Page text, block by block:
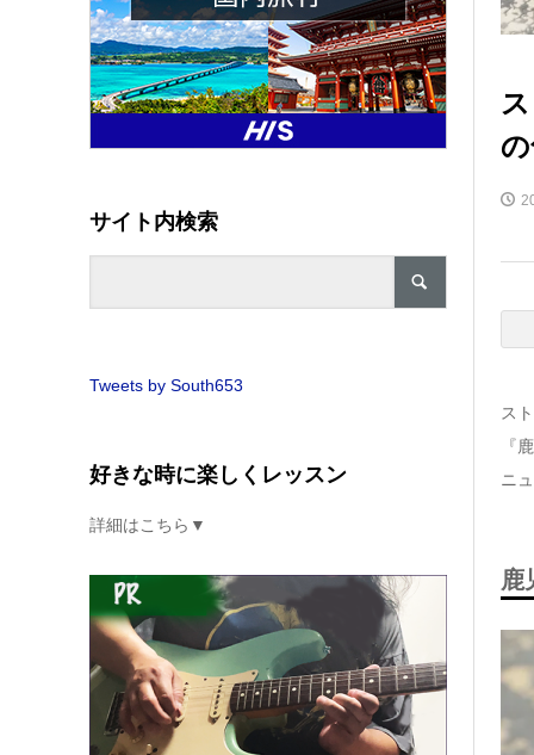
ス
『
ニ
鹿
サイト内検索
Tweets by South653
好きな時に楽しくレッスン
詳細はこちら▼